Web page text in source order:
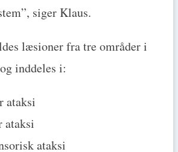
siger Klaus.
læsioner fra tre områder i
inddeles i:
ataksi
ataksi
ataksi